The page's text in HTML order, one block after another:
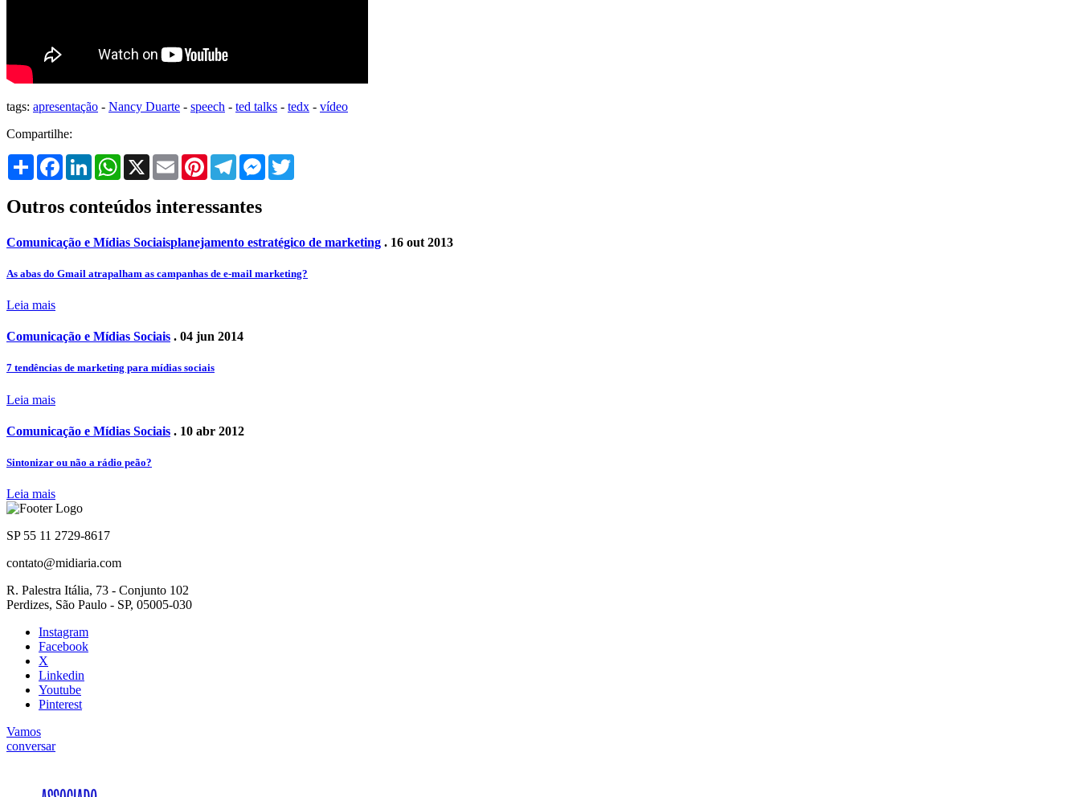
tags: apresentação - Nancy Duarte - speech - ted talks - tedx - vídeo
Compartilhe:
Share FacebookLinkedInWhatsApp
X Email PinterestTelegramMessenger
Outros conteúdos interessantes
Comunicação e Mídias Sociaisplanejamento estratégico de marketing . 16 out 2013
As abas do Gmail atrapalham as campanhas de e-mail marketing?
Leia mais
Comunicação e Mídias Sociais . 04 jun 2014
7 tendências de marketing para mídias sociais
Leia mais
Comunicação e Mídias Sociais . 10 abr 2012
Sintonizar ou não a rádio peão?
Leia mais
SP 55 11 2729-8617
contato@midiaria.com
R. Palestra Itália, 73 - Conjunto 102
Perdizes, São Paulo - SP, 05005-030
Instagram
Facebook
X
Linkedin
Youtube
Pinterest
Vamos
conversar